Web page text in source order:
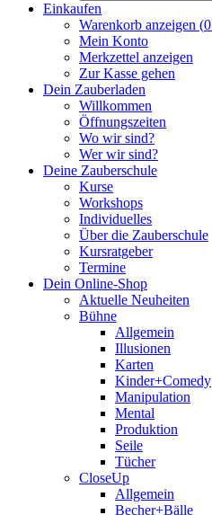
Einkaufen
Warenkorb anzeigen (0
Mein Konto
Merkzettel anzeigen
Zur Kasse gehen
Dein Zauberladen
Willkommen
Öffnungszeiten
Wo wir sind?
Wer wir sind?
Deine Zauberschule
Kurse
Workshops
Individuelles
Über die Zauberschule
Kursratgeber
Termine
Dein Online-Shop
Aktuelle Neuheiten
Bühne
Allgemein
Illusionen
Karten
Kinder+Comedy
Manipulation
Mental
Produktion
Seile
Tücher
CloseUp
Allgemein
Becher+Bälle